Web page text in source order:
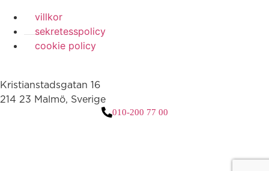
villkor
sekretesspolicy
cookie policy
Kristianstadsgatan 16
214 23 Malmö, Sverige
010-200 77 00